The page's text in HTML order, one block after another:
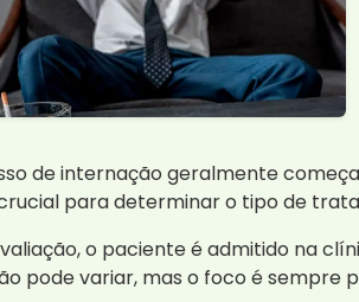
de internação geralmente
para determinar o tipo de
o paciente é admitido na
pode variar, mas o foco é sempre